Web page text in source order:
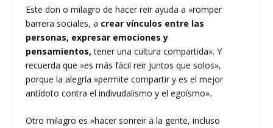
Este don o milagro de hacer reir ayuda a »romper
barrera sociales, a crear vínculos entre las
personas, expresar emociones y
pensamientos, tener una cultura compartida». Y
recuerda que »es más fácil reir juntos que solos»,
porque la alegría »permite compartir y es el mejor
antídoto contra el indivudalismo y el egoísmo».
Otro milagro es »hacer sonreir a la gente, incluso